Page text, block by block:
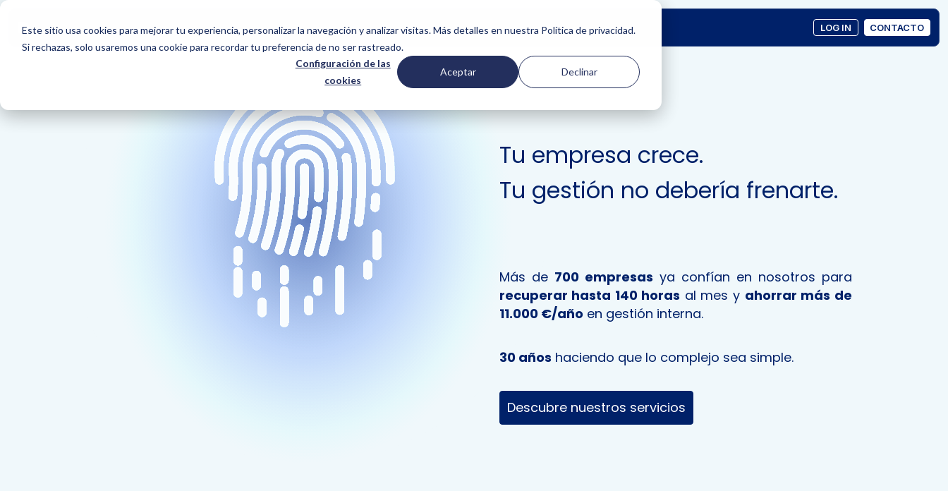
Este sitio usa cookies para mejorar tu experiencia, personalizar la navegación y analizar visitas. Más detalles en nuestra Política de privacidad.
Si rechazas, solo usaremos una cookie para recordar tu preferencia de no ser rastreado.
Configuración de las
cookies
Aceptar Declinar
SERVICIOS NOSOTROS CASOS DE ÉXITO COMUNIDAD LOG IN CONTACTO
Tu empresa crece.
Tu gestión no debería frenarte.
Más de 700 empresas ya confían en nosotros para
recuperar hasta 140 horas al mes y ahorrar más de
11.000 €/año en gestión interna.
30 años haciendo que lo complejo sea simple.
Descubre nuestros servicios